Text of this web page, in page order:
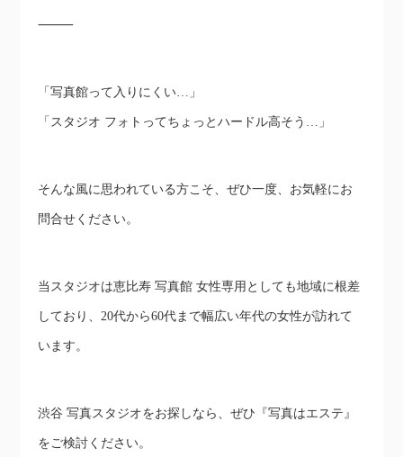
⸻
「写真館って入りにくい…」
「スタジオ フォトってちょっとハードル高そう…」
そんな風に思われている方こそ、ぜひ一度、お気軽にお
問合せください。
当スタジオは恵比寿 写真館 女性専用としても地域に根差
しており、20代から60代まで幅広い年代の女性が訪れて
います。
渋谷 写真スタジオをお探しなら、ぜひ『写真はエステ』
をご検討ください。